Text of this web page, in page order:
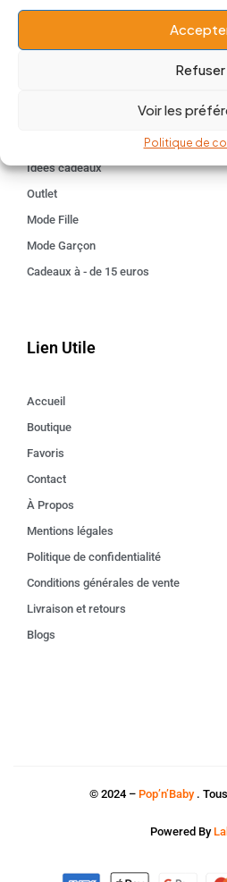
Refuser
Voir les
Politique de
Boutique
Idées cadeaux
Outlet
Mode Fille
Mode Garçon
Cadeaux à - de 15 euros
Lien Utile
Accueil
Boutique
Favoris
Contact
À Propos
Mentions légales
Politique de confidentialité
Conditions générales de vente
Livraison et retours
Blogs
© 2024 – Pop’n’Baby.
Powered By